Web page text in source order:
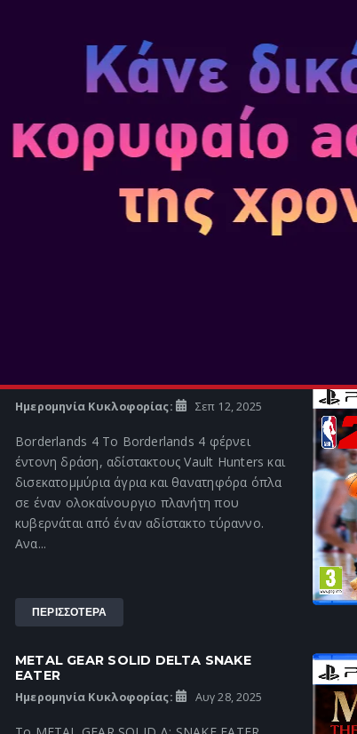
ΠΕΡΙΣΣΟΤΕΡΑ
Ημερομηνία Κυκλοφορίας: Νοε 13, 2025
ΧΤΙΣΕ, ΕΜΠΟΡΕΥΣΟΥ, ΕΠΕΚΤΕΙΝΕ Ζήσε την
απόλυτη εμπειρία κατασκευής και
δημιούργησε τις πόλεις των ονείρων σου
στο απόγειο της Ρωμαϊκής Αυτοκρατορίας.
BORDERLANDS 4
Ημερομηνία Κυκλοφορίας: Σεπ 12, 2025
Borderlands 4 Το Borderlands 4 φέρνει
έντονη δράση, αδίστακτους Vault Hunters και
δισεκατομμύρια άγρια και θανατηφόρα όπλα
σε έναν ολοκαίνουργιο πλανήτη που
κυβερνάται από έναν αδίστακτο τύραννο.
Ανα...
ΠΕΡΙΣΣΟΤΕΡΑ
METAL GEAR SOLID DELTA SNAKE
EATER
Ημερομηνία Κυκλοφορίας: Αυγ 28, 2025